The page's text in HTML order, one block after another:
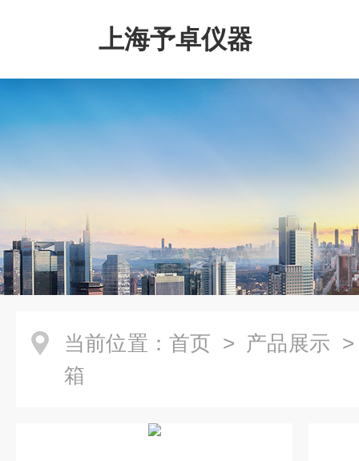
上海予卓仪器
当前位置： 首页 > 产品展示
箱